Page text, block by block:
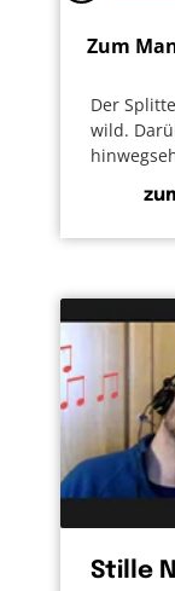
Zum
Der
wild.
Stille